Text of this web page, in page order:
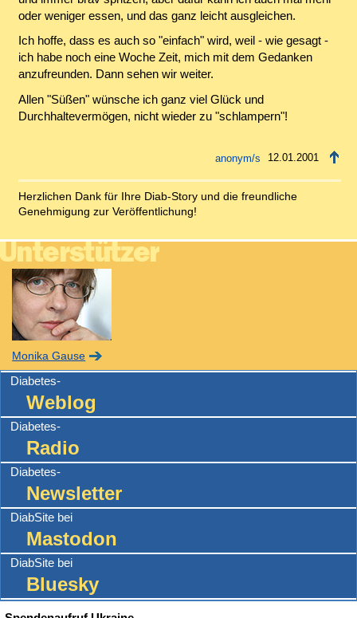
oder weniger essen, und das ganz leicht ausgleichen.
Ich hoffe, dass es auch so "einfach" wird, weil - wie gesagt -
ich habe noch eine Woche Zeit, mich mit dem Gedanken
anzufreunden. Dann sehen wir weiter.
Allen "Süßen" wünsche ich ganz viel Glück und
Durchhaltevermögen, nicht wieder zu "schlampern"!
12.01.2001
Herzlichen Dank für Ihre Diab-Story und die freundliche
Genehmigung zur Veröffentlichung!
Monika Gause
Diabetes-
Weblog
Diabetes-
Radio
Diabetes-
Newsletter
DiabSite bei
Mastodon
DiabSite bei
Bluesky